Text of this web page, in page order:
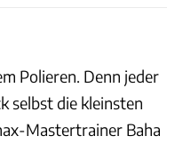
Polieren. Denn jeder
selbst die kleinsten
Mastertrainer Baha